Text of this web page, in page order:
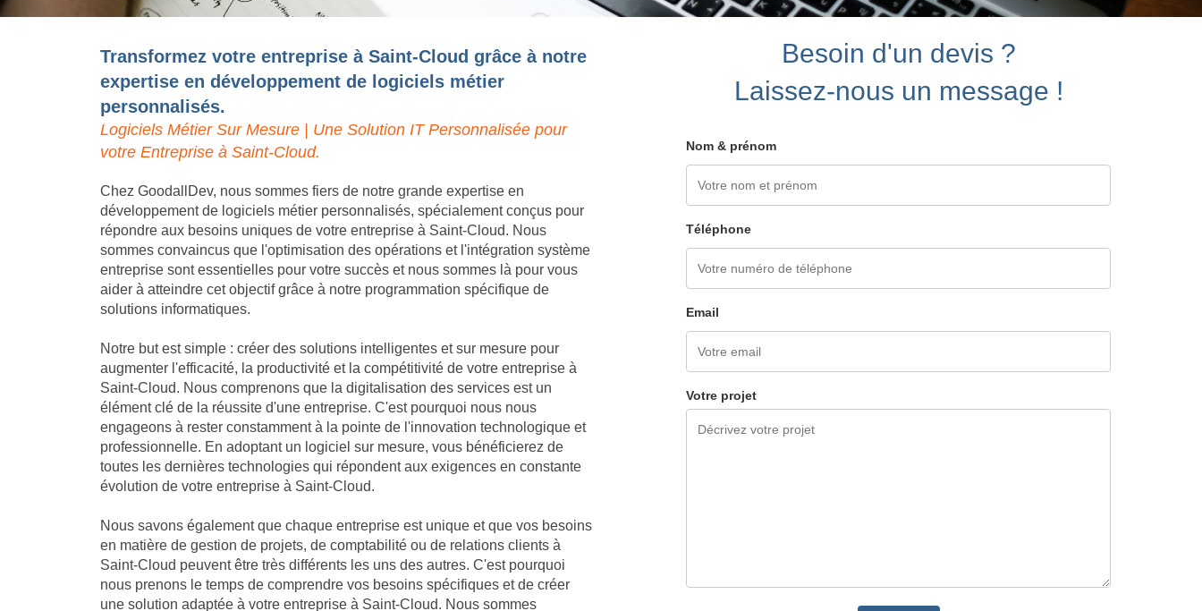
Transformez votre entreprise à Saint-Cloud grâce à notre
expertise en développement de logiciels métier
personnalisés.
Logiciels Métier Sur Mesure | Une Solution IT Personnalisée pour
votre Entreprise à Saint-Cloud.
Chez GoodallDev, nous sommes fiers de notre grande expertise en
développement de logiciels métier personnalisés, spécialement conçus pour
répondre aux besoins uniques de votre entreprise à Saint-Cloud. Nous
sommes convaincus que l'optimisation des opérations et l'intégration système
entreprise sont essentielles pour votre succès et nous sommes là pour vous
aider à atteindre cet objectif grâce à notre programmation spécifique de
solutions informatiques.
Notre but est simple : créer des solutions intelligentes et sur mesure pour
augmenter l'efficacité, la productivité et la compétitivité de votre entreprise à
Saint-Cloud. Nous comprenons que la digitalisation des services est un
élément clé de la réussite d'une entreprise. C'est pourquoi nous nous
engageons à rester constamment à la pointe de l'innovation technologique et
professionnelle. En adoptant un logiciel sur mesure, vous bénéficierez de
toutes les dernières technologies qui répondent aux exigences en constante
évolution de votre entreprise à Saint-Cloud.
Nous savons également que chaque entreprise est unique et que vos besoins
en matière de gestion de projets, de comptabilité ou de relations clients à
Saint-Cloud peuvent être très différents les uns des autres. C'est pourquoi
nous prenons le temps de comprendre vos besoins spécifiques et de créer
une solution adaptée à votre entreprise à Saint-Cloud. Nous sommes
Besoin d'un devis ?
Laissez-nous un message !
Nom & prénom
Téléphone
Email
Votre projet